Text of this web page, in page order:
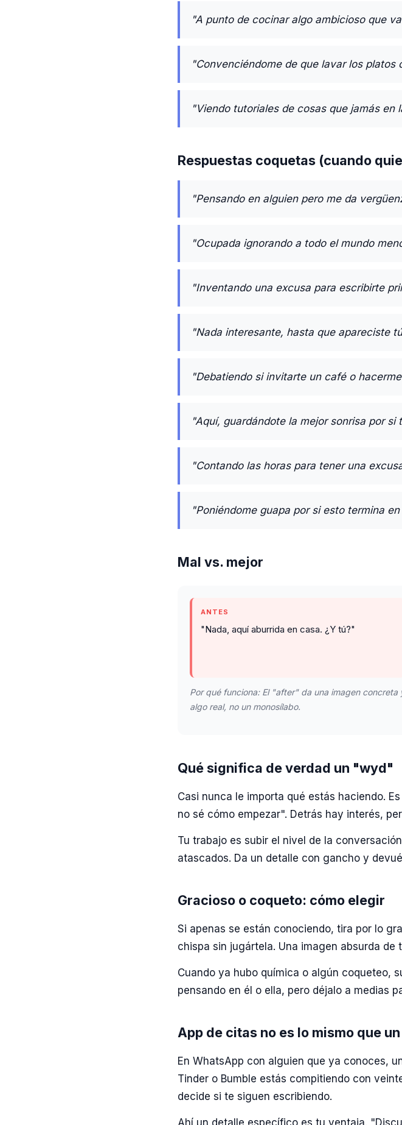
"A punto de cocinar algo ambicioso que
"Convenciéndome de que lavar los
"Viendo tutoriales de cosas que jamás en
Respuestas coquetas (cuando
"Pensando en alguien pero me da
"Ocupada ignorando a todo el mundo
"Inventando una excusa para escribirte
"Nada interesante, hasta que apareciste
"Debatiendo si invitarte un café o
"Aquí, guardándote la mejor sonrisa por si
"Contando las horas para tener una
"Poniéndome guapa por si esto termina
Mal vs. mejor
ANTES
"Nada, aquí aburrida en casa. ¿Y tú?"
Por qué funciona: El "after" da una imagen
algo real, no un monosílabo.
Qué significa de verdad un "wyd"
Casi nunca le importa qué estás haciendo.
no sé cómo empezar". Detrás hay interés,
Tu trabajo es subir el nivel de la
atascados. Da un detalle con gancho y
Gracioso o coqueto: cómo elegir
Si apenas se están conociendo, tira por lo
chispa sin jugártela. Una imagen absurda
Cuando ya hubo química o algún coqueteo,
pensando en él o ella, pero déjalo a medias
App de citas no es lo mismo que
En WhatsApp con alguien que ya conoces,
Tinder o Bumble estás compitiendo con
decide si te siguen escribiendo.
Ahí un detalle específico es tu ventaja.